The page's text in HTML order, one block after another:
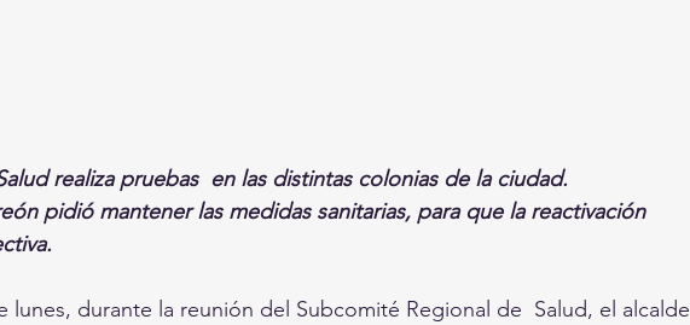
realiza pruebas  en las distintas colonias de la ciudad.
pidió mantener las medidas sanitarias, para que la reactivación
lunes, durante la reunión del Subcomité Regional de  Salud, el alcalde